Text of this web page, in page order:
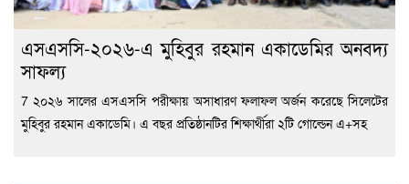
এসএসসি-২০২৬-এ মুহিবুর রহমান একাডেমির অনবদ্য
সাফল্য
7 ২০২৬ সালের এসএসসি পরীক্ষায় অসাধারণ ফলাফল অর্জন করেছে সিলেটের
মুহিবুর রহমান একাডেমি। এ বছর প্রতিষ্ঠানটির শিক্ষার্থীরা ২টি গোল্ডেন এ+সহ